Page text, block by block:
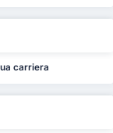
carriera